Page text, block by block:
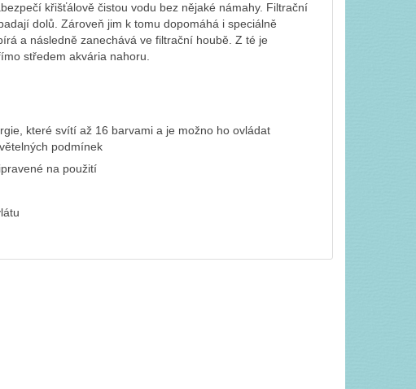
křišťálově čistou vodu bez nějaké námahy. Filtrační
dolů. Zároveň jim k tomu dopomáhá i speciálně
a následně zanechává ve filtrační houbě. Z té je
středem akvária nahoru.
které svítí až 16 barvami a je možno ho ovládat
podmínek
na použití